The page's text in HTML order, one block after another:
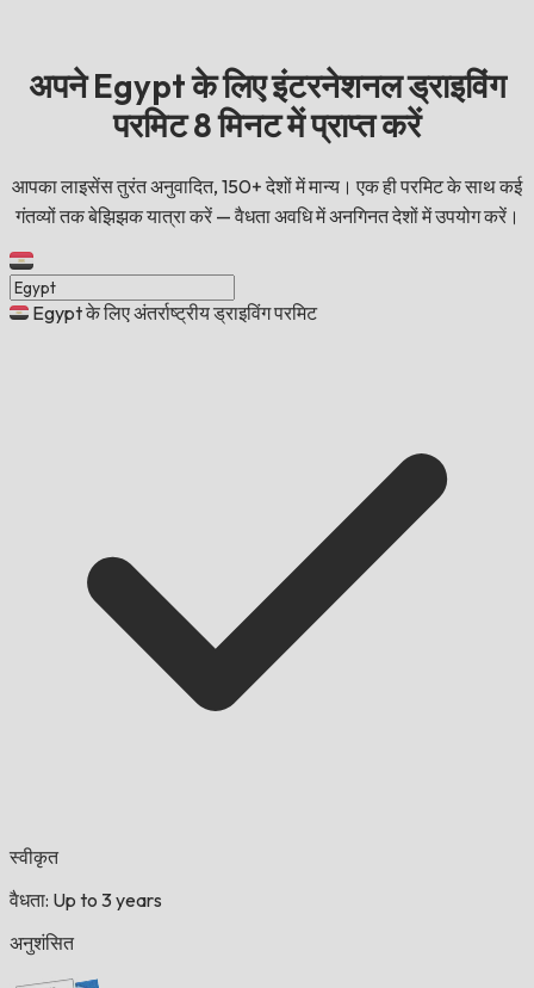
अपने Egypt के लिए इंटरनेशनल ड्राइविंग
परमिट 8 मिनट में प्राप्त करें
आपका लाइसेंस तुरंत अनुवादित, 150+ देशों में मान्य। एक ही परमिट के साथ कई
गंतव्यों तक बेझिझक यात्रा करें — वैधता अवधि में अनगिनत देशों में उपयोग करें।
Egypt के लिए अंतर्राष्ट्रीय ड्राइविंग परमिट
स्वीकृत
वैधता: Up to 3 years
अनुशंसित